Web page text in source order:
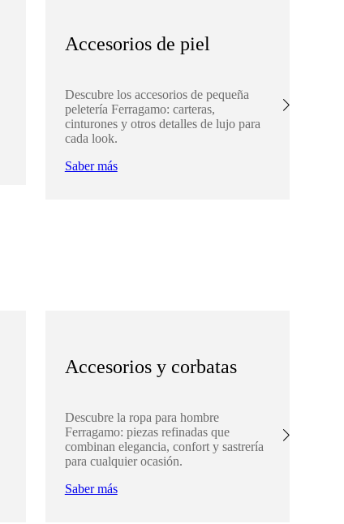
Accesorios de piel
Descubre los accesorios de pequeña
peletería Ferragamo: carteras,
cinturones y otros detalles de lujo para
cada look.
Saber más
Accesorios y corbatas
Descubre la ropa para hombre
Ferragamo: piezas refinadas que
combinan elegancia, confort y sastrería
para cualquier ocasión.
Saber más